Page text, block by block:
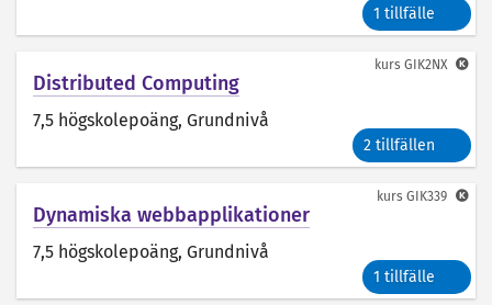
1 tillfälle
Distributed Computing
7,5 högskolepoäng, Grundnivå
2 tillfällen
kurs GIK2NX
Dynamiska webbapplikationer
7,5 högskolepoäng, Grundnivå
1 tillfälle
kurs GIK339